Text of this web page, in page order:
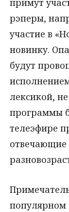
примут
рэперы,
участие в
новинку.
будут
лексикой,
программы
телеэфире
отвечающие
популярном